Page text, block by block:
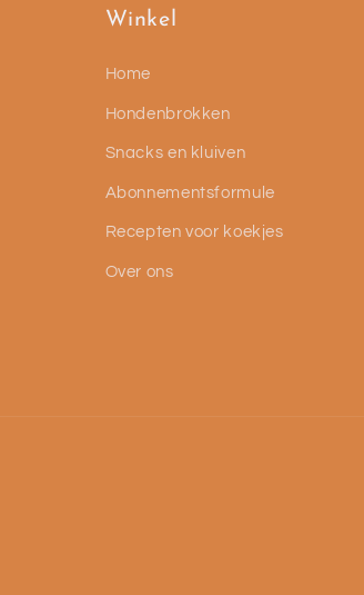
Winkel
Home
Hondenbrokken
Snacks en kluiven
Abonnementsformule
Recepten voor koekjes
Over ons